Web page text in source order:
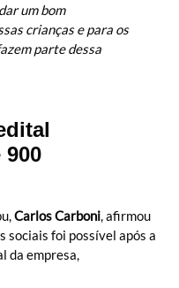
um bom
crianças e para os
parte dessa
Carlos Carboni , afirmou
sociais foi possível após a
da empresa,